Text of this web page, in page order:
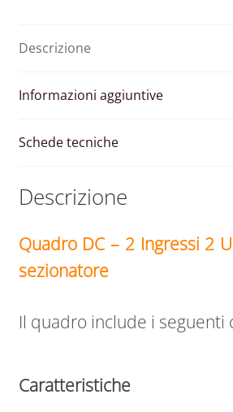
SEZIONATORE
Descrizione
Informazioni aggiuntive
Schede tecniche
Descrizione
Quadro DC – 2 Ingressi 2
sezionatore
Il quadro include i seguenti
Caratteristiche